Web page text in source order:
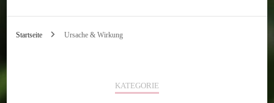
Startseite Ursache & Wirkung
KATEGORIE